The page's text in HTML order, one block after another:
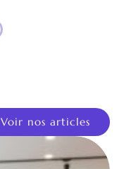
Voir nos articles